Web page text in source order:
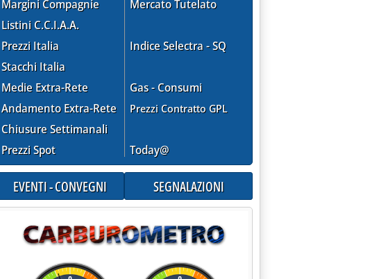
Margini Compagnie
Listini C.C.I.A.A.
Prezzi Italia
Stacchi Italia
Medie Extra-Rete
Andamento Extra-Rete
Chiusure Settimanali
Prezzi Spot
Mercato Tutelato
Indice Selectra - SQ
Gas - Consumi
Prezzi Contratto GPL
Today@
EVENTI - CONVEGNI SEGNALAZIONI